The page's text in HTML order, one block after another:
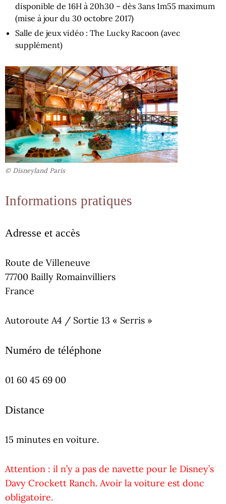
disponible de 16H à 20h30 – dès 3ans 1m55 maximum
(mise à jour du 30 octobre 2017)
Salle de jeux vidéo : The Lucky Racoon (avec
supplément)
© Disneyland Paris
Informations pratiques
Adresse et accès
Route de Villeneuve
77700 Bailly Romainvilliers
France
Autoroute A4 / Sortie 13 « Serris »
Numéro de téléphone
01 60 45 69 00
Distance
15 minutes en voiture.
Attention : il n’y a pas de navette pour le Disney’s
Davy Crockett Ranch. Avoir la voiture est donc
obligatoire.